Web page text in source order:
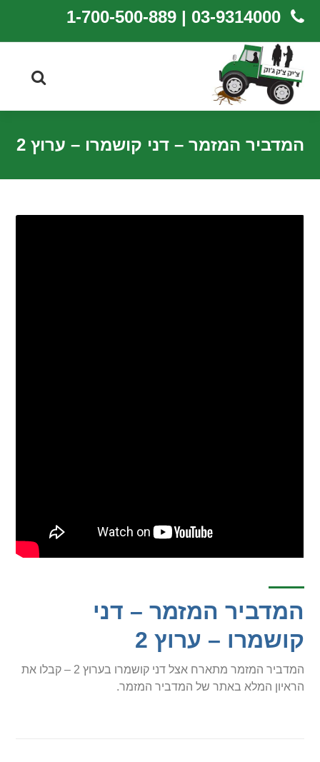
03-9314000 | 1-700-500-889
המדביר המזמר – דני קושמרו – ערוץ 2
המדביר המזמר – דני
קושמרו – ערוץ 2
המדביר המזמר מתארח אצל דני קושמרו בערוץ 2 – קבלו את
הראיון המלא באתר של המדביר המזמר.